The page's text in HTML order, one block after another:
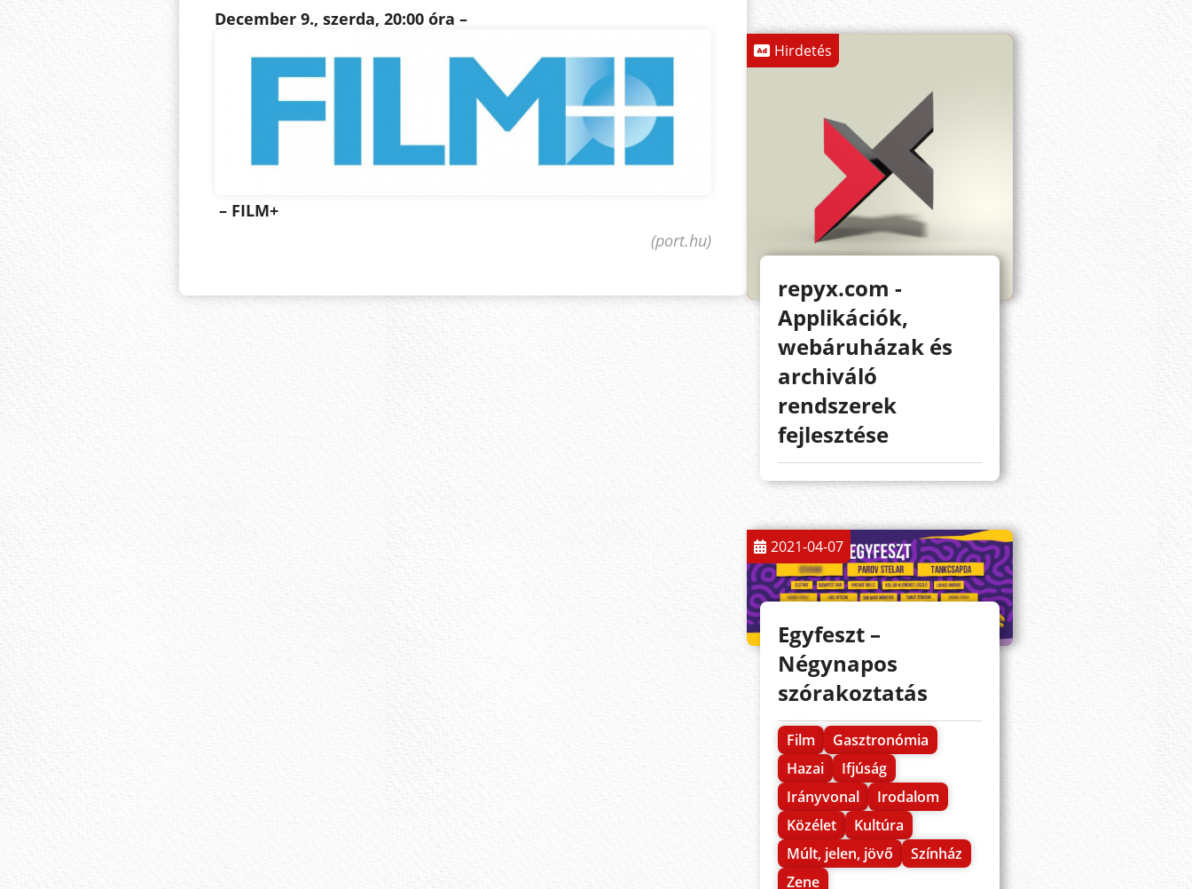
December 9., szerda, 20:00 óra –
– FILM+
(port.hu)
Hirdetés
repyx.com -
Applikációk,
webáruházak és
archiváló
rendszerek
fejlesztése
2021-04-07
Egyfeszt –
Négynapos
szórakoztatás
Film
Gasztronómia
Hazai
Ifjúság
Irányvonal
Irodalom
Közélet
Kultúra
Múlt, jelen, jövő
Színház
Zene